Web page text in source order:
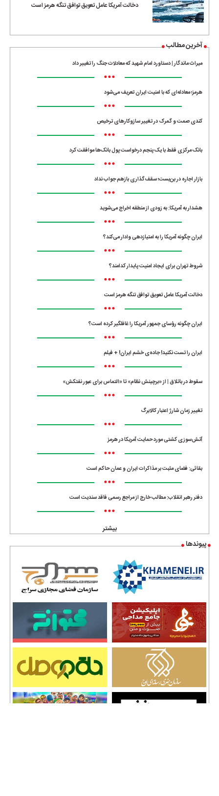
دخالت آمریکا عامل تعویق توافق تنگه هرمز است
آخرین مطالب
میراث ماندگار | دستاورد امام شهید که معادلات جنگ را تغییر داد
•••
هرمز؛ معادله‌ای که با امنیت ایران تعریف می‌شود
•••
کندی صمت و گمرک در تغییر سازوکارهای ترخیص
•••
بانک مرکزی فقط با یک‌ پنجم درخواست پول بانک‌ها موافقت کرد
•••
بازار اجاره در بن‌بست؛ سقف‌گذاری بازهم جواب نداد
•••
هشدار به آمریکا: به زودی از منطقه اخراج می‌شوید
•••
ایران چگونه آمریکا را به امتیازدهی وادار می‌کند؟
•••
شروط تهران برای ایجاد امنیت پایدار کدامند؟
•••
دخالت آمریکا عامل تعویق توافق تنگه هرمز است
•••
ایران چگونه رؤسای جمهور آمریکا را غافلگیر کرده است؟
•••
ایران را تست نکنید! جاده‌ی خشم ایران! + فیلم
•••
سقوط در باتلاق | از «برچینش نظام» تا «التماس برای عبور نفتکش»
•••
تغییر زمان شارژ اعتبار کالابرگ
•••
آتش‌سوزی کشتی مورد حمایت آمریکا در هرمز
•••
بقائی: فضای مثبت بر مذاکرات ایران و عمان حاکم است
•••
دفتر رهبر انقلاب: مطالب خارج از مراجع رسمی فاقد سندیت است
•••
بیشتر
پیوندها